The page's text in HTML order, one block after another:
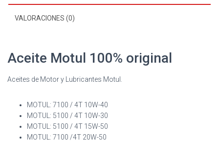
VALORACIONES (0)
Aceite Motul 100% original
Aceites de Motor y Lubricantes Motul.
MOTUL: 7100 / 4T 10W-40
MOTUL: 5100 / 4T 10W-30
MOTUL: 5100 / 4T 15W-50
MOTUL: 7100 /4T 20W-50